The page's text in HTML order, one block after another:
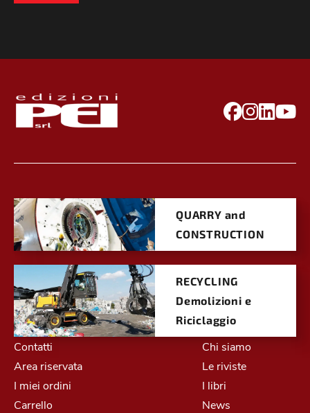
QUARRY and
CONSTRUCTION
RECYCLING
Demolizioni e
Riciclaggio
Contatti
Area riservata
I miei ordini
Carrello
Chi siamo
Le riviste
I libri
News